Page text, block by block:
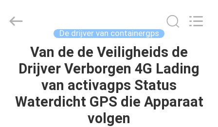
HUIS
PRODUCTEN
Technology
De drijver van containergps
Van de de Veiligheids de
Drijver Verborgen 4G Lading
van activagps Status
Waterdicht GPS die Apparaat
volgen